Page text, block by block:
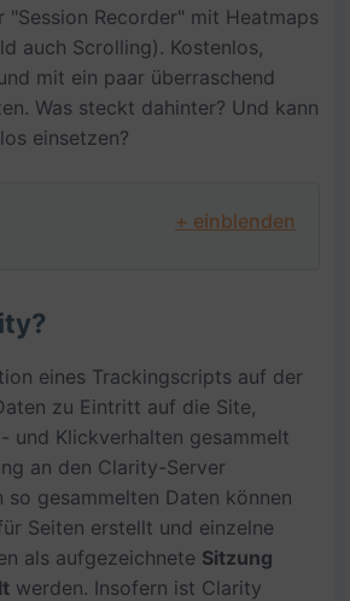
"Session Recorder" mit Heatmaps
auch Scrolling). Kostenlos,
mit ein paar überraschend
Was steckt dahinter? Und kann
einsetzen?
+ einblenden
eines Trackingscripts auf der
zu Eintritt auf die Site,
und Klickverhalten gesammelt
an den Clarity-Server
so gesammelten Daten können
Seiten erstellt und einzelne
als aufgezeichnete Sitzung
werden. Insofern ist Clarity